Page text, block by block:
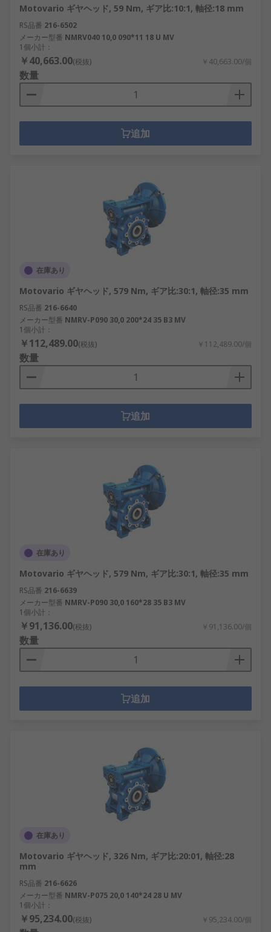
Motovario ギヤヘッド, 59 Nm, ギア比:10:1, 軸径:18 mm
RS品番 216-6502
メーカー型番 NMRV040 10,0 090*11 18 U MV
1個小計：
￥40,663.00(税抜) ￥40,663.00/個
数量
追加
在庫あり
Motovario ギヤヘッド, 579 Nm, ギア比:30:1, 軸径:35 mm
RS品番 216-6640
メーカー型番 NMRV-P090 30,0 200*24 35 B3 MV
1個小計：
￥112,489.00(税抜) ￥112,489.00/個
数量
追加
在庫あり
Motovario ギヤヘッド, 579 Nm, ギア比:30:1, 軸径:35 mm
RS品番 216-6639
メーカー型番 NMRV-P090 30,0 160*28 35 B3 MV
1個小計：
￥91,136.00(税抜) ￥91,136.00/個
数量
追加
在庫あり
Motovario ギヤヘッド, 326 Nm, ギア比:20:01, 軸径:28
mm
RS品番 216-6626
メーカー型番 NMRV-P075 20,0 140*24 28 U MV
1個小計：
￥95,234.00(税抜) ￥95,234.00/個